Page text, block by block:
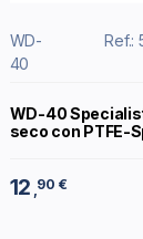
WD-
40
Ref.:
WD-40
seco con PTFE-
12 ,90 €